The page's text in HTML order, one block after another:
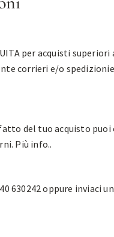
per acquisti superiori
corrieri e/o
del tuo acquisto
Più info..
630242 oppure inviaci